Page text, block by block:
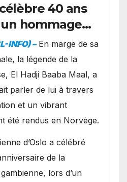
40 ans
hommage
à Oslo en
la famille
INFO) – ​En marge de sa
la légende de la
El Hadji Baaba Maal, a
parler de lui à travers
et un vibrant
été rendus en Norvège.
d’Oslo a célébré
de la
lors d’un